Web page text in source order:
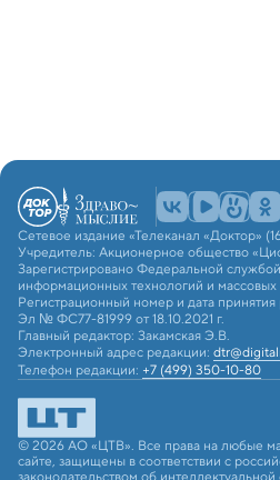
Сетевое издание «Телеканал «Доктор»
Учредитель: Акционерное общество
Зарегистрировано Федеральной
информационных технологий и
Регистрационный номер и дата
Эл № ФС77-81999 от 18.10.2021 г.
Главный редактор: Закамская Э.В.
Электронный адрес редакции:
Телефон редакции: +7 (499) 350-10-80
© 2026 АО «ЦТВ». Все права на любые
сайте, защищены в соответствии с
законодательством об